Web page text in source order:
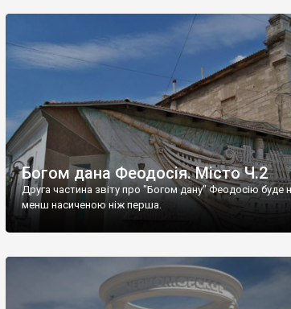
Богом дана Феодосія. Місто Ч.2
Друга частина звіту про "Богом дану" Феодосію буде
менш насиченою ніж перша.